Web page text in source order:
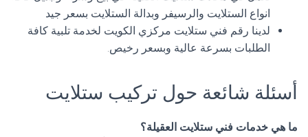
انواع الستلايت والرسيفر وبدالة الستلايت بسعر جيد
لدينا رقم فني ستلايت مركزي الكويت لخدمة تلبية كافة
الطلبات بسرعة عالية وبسعر رخيص.
أسئلة شائعة حول تركيب ستلايت
ما هي خدمات فني ستلايت العقيلة؟